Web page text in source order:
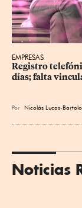
EMPRESAS
Registro
días; falta
Por Nicolás Lucas-Bartolo
Noticias